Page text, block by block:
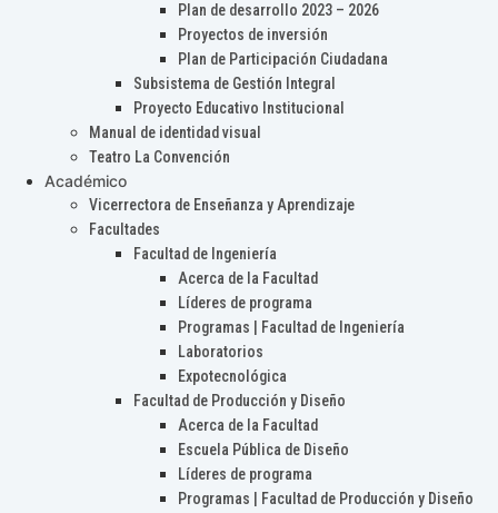
Plan de desarrollo 2023 – 2026
Proyectos de inversión
Plan de Participación Ciudadana
Subsistema de Gestión Integral
Proyecto Educativo Institucional
Manual de identidad visual
Teatro La Convención
Académico
Vicerrectora de Enseñanza y Aprendizaje
Facultades
Facultad de Ingeniería
Acerca de la Facultad
Líderes de programa
Programas | Facultad de Ingeniería
Laboratorios
Expotecnológica
Facultad de Producción y Diseño
Acerca de la Facultad
Escuela Pública de Diseño
Líderes de programa
Programas | Facultad de Producción y Diseño